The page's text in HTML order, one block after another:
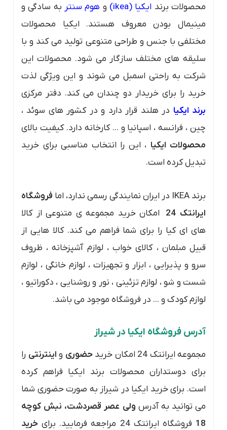
محصولات برند ایکیا (ikea) و هوم سنتر به سادگی و
مینیمال بودن معروف هستند. ایکیا محصولات
مختلفی با جنس و طراحی متنوعی تولید می کند و با
سلیقه های مختلف سازگار می شود. محصولات این
شرکت به راحتی اسمبل می شوند و این ویژگی لذت
خرید را برای خریدار دو چندان می کند. دفتر مرکزی
برند ایکیا در هلند قرار دارد و در کشور های سوئد ،
چین ، فرانسه ، اسپانیا و ... کارخانه دارد. کیفیت بالای
محصولات ایکیا ، این را انتخاب مناسبی برای خرید
تبدیل کرده است.
برند IKEA در ایران نمایندگی رسمی ندارد، اما
فروشگاه
ایرانتک 24
امکان خرید مجموعه ی متنوعی از کالا
های ای کیا را برای شما فراهم می کند. کالا هایی از
قبیل مبلمان ، کالای خواب ، لوازم آشپزخانه ، ظروف
سرو و پذیرایی ، ابزار و تجهیزات ، لوازم خانگی ، لوازم
شست و شو ، لوازم تزئینی ، نور و روشنایی ، دکوراتیو ،
لوازم کودک و ... در فروشگاه موجود می باشد.
آدرس فروشگاه ایکیا در شیراز
مجموعه ایرانتک 24 امکان خرید حضوری و اینترنتی را
برای دوستداران محصولات برند ایکیا فراهم کرده
است. برای خرید ایکیا در شیراز به صورت حضوری شما
می توانید به آدرس ولی عصر قصردشت، نبش کوچه
18 فروشگاه ایرانتک 24 مراجعه فرمایید. برای
خرید